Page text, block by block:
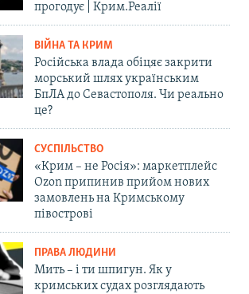
прогодує | Крим.Реалії
ВІЙНА ТА КРИМ
Російська влада обіцяє закрити
морський шлях українським
БпЛА до Севастополя. Чи реально
це?
СУСПІЛЬСТВО
«Крим – не Росія»: маркетплейс
Ozon припинив прийом нових
замовлень на Кримському
півострові
ПРАВА ЛЮДИНИ
Мить – і ти шпигун. Як у
кримських судах розглядають